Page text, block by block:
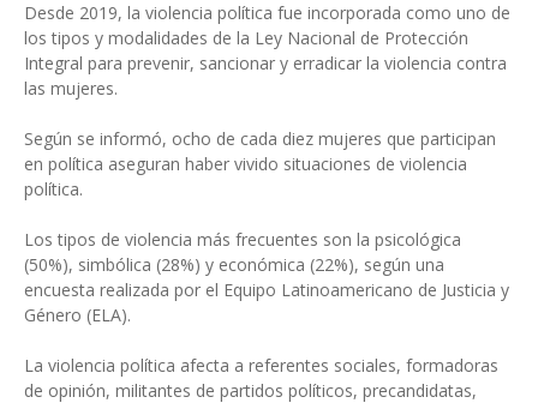
Desde 2019, la violencia política fue incorporada como uno de
los tipos y modalidades de la Ley Nacional de Protección
Integral para prevenir, sancionar y erradicar la violencia contra
las mujeres.
Según se informó, ocho de cada diez mujeres que participan
en política aseguran haber vivido situaciones de violencia
política.
Los tipos de violencia más frecuentes son la psicológica
(50%), simbólica (28%) y económica (22%), según una
encuesta realizada por el Equipo Latinoamericano de Justicia y
Género (ELA).
La violencia política afecta a referentes sociales, formadoras
de opinión, militantes de partidos políticos, precandidatas,